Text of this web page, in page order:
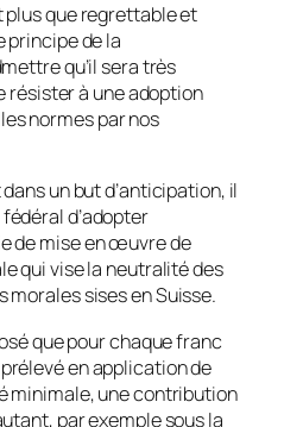
plus que regrettable et
principe de la
qu’il sera très
résister à une adoption
normes par nos
un but d’anticipation, il
d’adopter
de mise en œuvre de
qui vise la neutralité des
morales sises en Suisse.
que pour chaque franc
en application de
minimale, une contribution
par exemple sous la